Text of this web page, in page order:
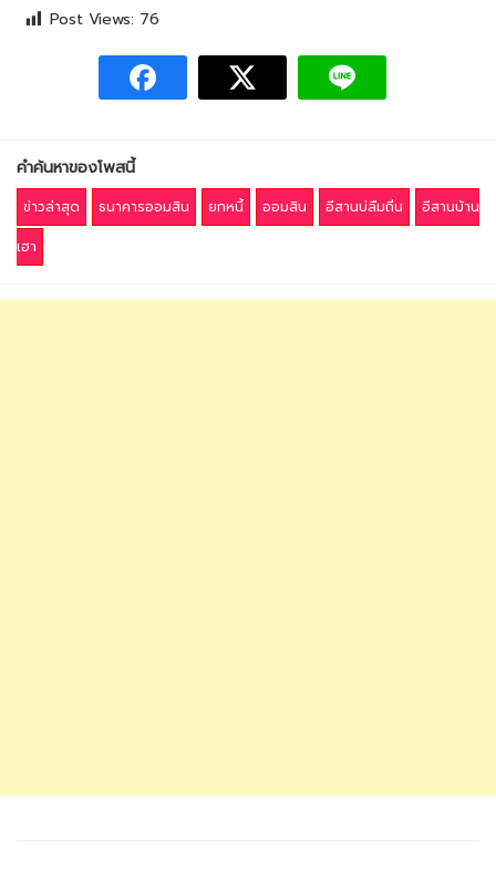
Post Views: 76
คำค้นหาของโพสนี้
ข่าวล่าสุด ธนาคารออมสิน ยกหนี้ ออมสิน อีสานบ่ลืมถิ่น
อีสานบ้าน
เฮา